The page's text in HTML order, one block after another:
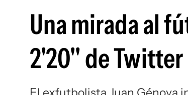
Una mirada al
2'20" de Twitter